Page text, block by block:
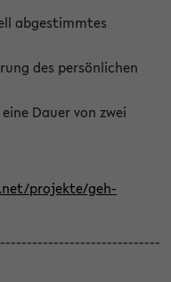
abgestimmtes
des persönlichen
Dauer von zwei
projekte/geh-